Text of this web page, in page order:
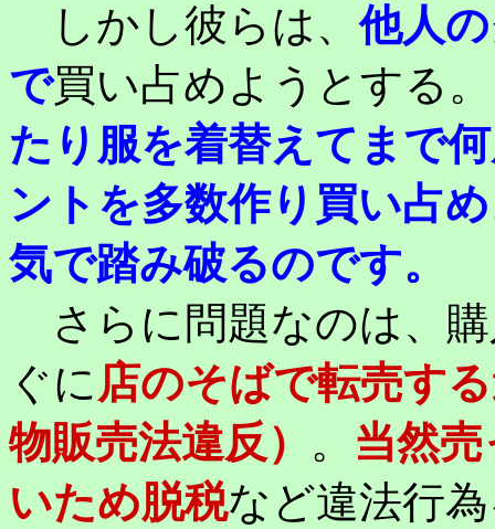
しかし彼らは、他人
で買い占めようとする。
たり服を着替えてまで
ントを多数作り買い占
気で踏み破るのです。
さらに問題なのは、
ぐに店のそばで転売す
物販売法違反） 。 当然
いため脱税など違法行